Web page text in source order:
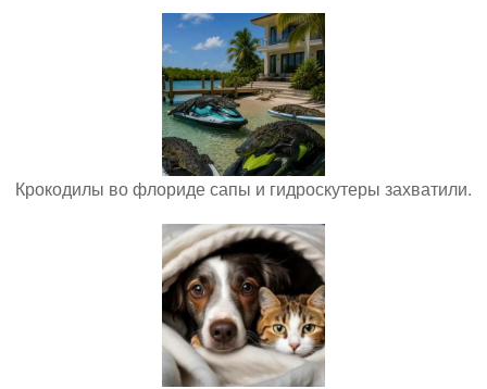
Крокодилы во флориде сапы и гидроскутеры захватили.